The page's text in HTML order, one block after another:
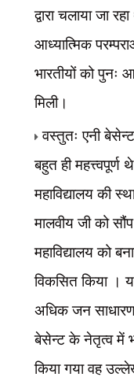
द्वारा चलाया जा
आध्यात्मिक
भारतीयों को पुनः
मिली।
वस्तुतः एनी बेसेन्ट
बहुत ही
महाविद्यालय की
मालवीय जी को
महाविद्यालय को
विकसित किया ।
अधिक जन साधारण
बेसेन्ट के नेतृत्व में
किया गया वह